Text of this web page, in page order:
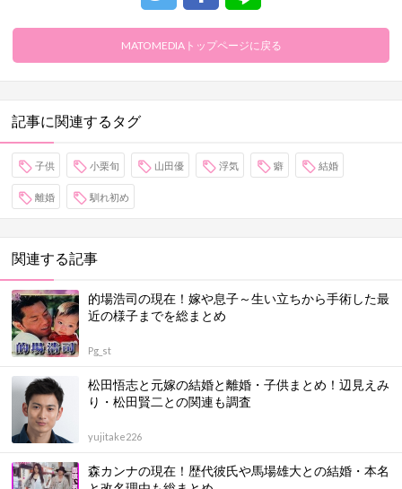
MATOMEDIAトップページに戻る
記事に関連するタグ
子供 小栗旬 山田優 浮気 癖 結婚
離婚 馴れ初め
関連する記事
的場浩司の現在！嫁や息子～生い立ちから手術した最
近の様子までを総まとめ
Pg_st
松田悟志と元嫁の結婚と離婚・子供まとめ！辺見えみ
り・松田賢二との関連も調査
yujitake226
森カンナの現在！歴代彼氏や馬場雄大との結婚・本名